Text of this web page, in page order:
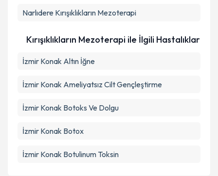
Narlıdere Kırışıklıkların Mezoterapi
Kırışıklıkların Mezoterapi ile İlgili Hastalıklar
İzmir Konak Altın İğne
İzmir Konak Ameliyatsız Cilt Gençleştirme
İzmir Konak Botoks Ve Dolgu
İzmir Konak Botox
İzmir Konak Botulinum Toksin